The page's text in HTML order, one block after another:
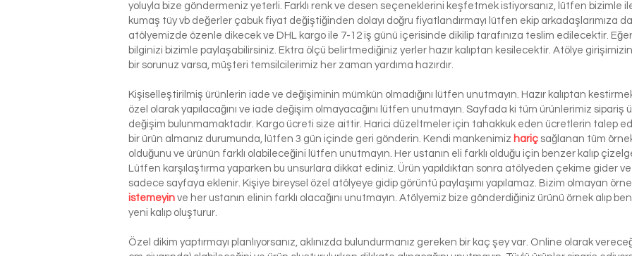
yoluyla bize göndermeniz yeterli. Farklı renk ve desen seçeneklerini keşfetmek istiyorsanız, lütfen bizimle
kumaş tüy vb değerler çabuk fiyat değiştiğinden dolayı doğru fiyatlandırmayı lütfen ekip arkadaşlarımıza
atölyemizde özenle dikecek ve DHL kargo ile 7-12 iş günü içerisinde dikilip tarafınıza teslim edilecektir.
bilginizi bizimle paylaşabilirsiniz. Ektra ölçü belirtmediğiniz yerler hazır kalıptan kesilecektir. Atölye
bir sorunuz varsa, müşteri temsilcilerimiz her zaman yardıma hazırdır.
Kişiselleştirilmiş ürünlerin iade ve değişiminin mümkün olmadığını lütfen unutmayın. Hazır kalıptan
özel olarak yapılacağını ve iade değişim olmayacağını lütfen unutmayın. Sayfada ki tüm ürünlerimiz
değişim bulunmamaktadır. Kargo ücreti size aittir. Harici düzeltmeler için tahakkuk eden ücretlerin talep
bir ürün almanız durumunda, lütfen 3 gün içinde geri gönderin. Kendi mankenimiz hariç sağlanan tüm
olduğunu ve ürünün farklı olabileceğini lütfen unutmayın. Her ustanın eli farklı olduğu için benzer kalıp
Lütfen karşılaştırma yaparken bu unsurlara dikkat ediniz. Ürün yapıldıktan sonra atölyeden çekime gider
sadece sayfaya eklenir. Kişiye bireysel özel atölyeye gidip görüntü paylaşımı yapılamaz. Bizim olmayan
istemeyin ve her ustanın elinin farklı olacağını unutmayın. Atölyemiz bize gönderdiğiniz ürünü örnek alıp
yeni kalıp oluşturur.
Özel dikim yaptırmayı planlıyorsanız, aklınızda bulundurmanız gereken bir kaç şey var. Online olarak